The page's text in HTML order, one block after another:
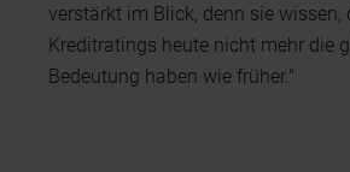
verstärkt im Blick, denn sie wissen,
Kreditratings heute nicht mehr die
Bedeutung haben wie früher."